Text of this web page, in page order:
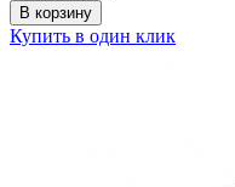
В корзину
Купить в один клик